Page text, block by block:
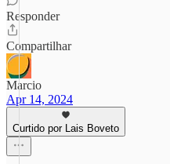
Responder
Compartilhar
Marcio
Apr 14, 2024
Curtido por Lais Boveto